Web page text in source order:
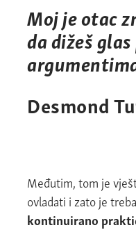
Moj je otac
da dižeš
Desmond
Međutim, tom je
ovladati i zato je treba
kontinuirano